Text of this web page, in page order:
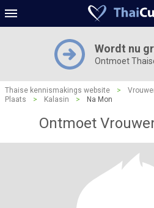
Wordt nu
Ontmoet
Thaise kennismakings website >
Plaats
> Kalasin > Na Mon
Ontmoet